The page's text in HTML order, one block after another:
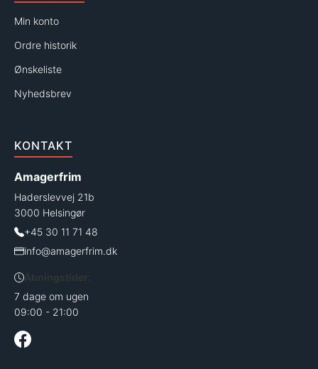
Min konto
Ordre historik
Ønskeliste
Nyhedsbrev
KONTAKT
Amagerfrim
Haderslevvej 21b
3000 Helsingør
+45 30 11 71 48
info@amagerfrim.dk
Åbningstider:
7 dage om ugen
09:00 - 21:00